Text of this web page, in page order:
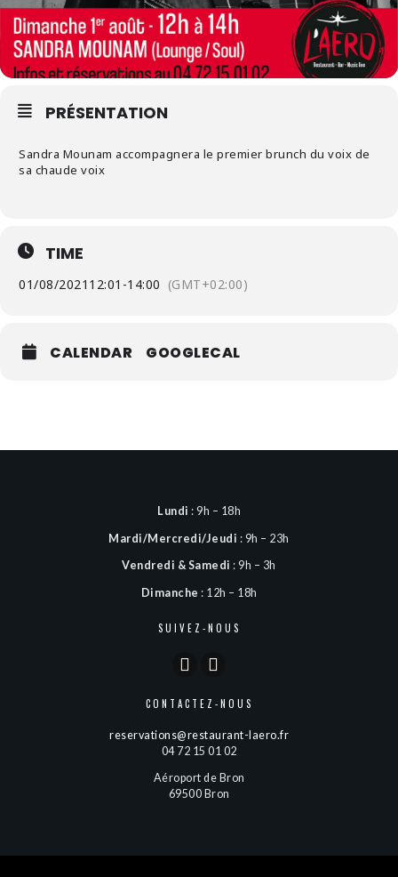
PRÉSENTATION
Sandra Mounam accompagnera le premier brunch du voix de
sa chaude voix
TIME
01/08/2021 12:01 -14:00 (GMT+02:00)
CALENDAR GOOGLECAL
Lundi : 9h – 18h
Mardi/Mercredi/Jeudi : 9h – 23h
Vendredi & Samedi : 9h – 3h
Dimanche : 12h – 18h
SUIVEZ-NOUS
CONTACTEZ-NOUS
reservations@restaurant-laero.fr
04 72 15 01 02
Aéroport de Bron
69500 Bron